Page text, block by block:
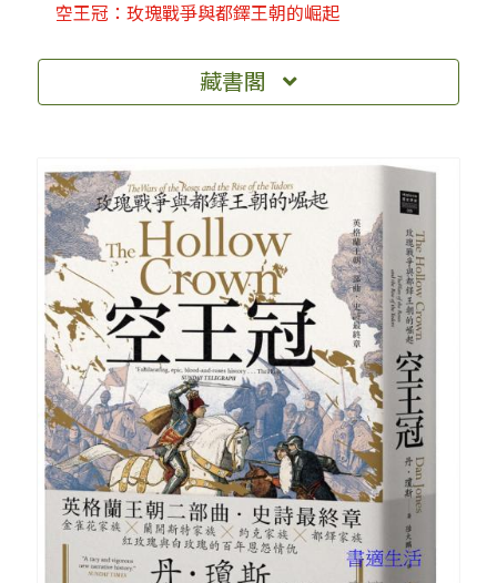
空王冠：玫瑰戰爭與都鐸王朝的崛起
藏書閣